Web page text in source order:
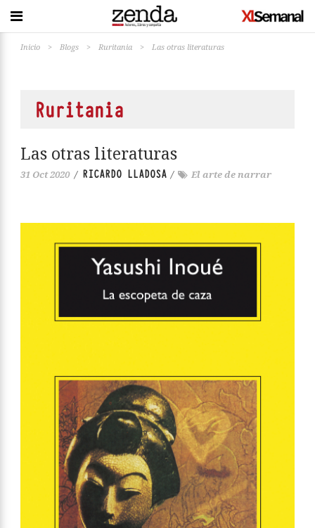
Inicio > Blogs > Ruritania > Las otras literaturas
Ruritania
Las otras literaturas
31 Oct 2020 / RICARDO LLADOSA / El arte de narrar